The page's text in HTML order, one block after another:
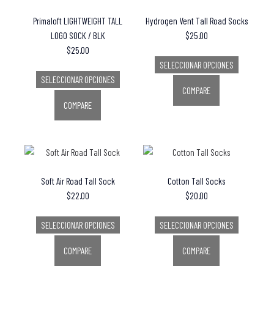
Primaloft LIGHTWEIGHT TALL
LOGO SOCK / BLK
$25.00
SELECCIONAR OPCIONES
COMPARE
Hydrogen Vent Tall Road Socks
$25.00
SELECCIONAR OPCIONES
COMPARE
Soft Air Road Tall Sock
$22.00
SELECCIONAR OPCIONES
COMPARE
Cotton Tall Socks
$20.00
SELECCIONAR OPCIONES
COMPARE